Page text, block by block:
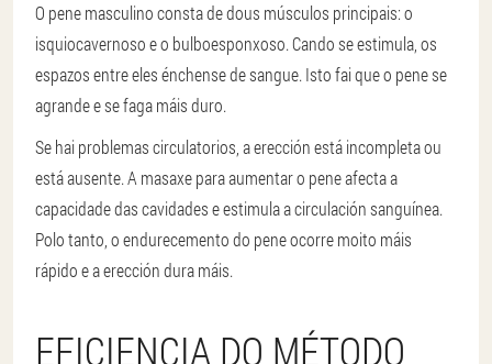
O pene masculino consta de dous músculos principais: o
isquiocavernoso e o bulboesponxoso. Cando se estimula, os
espazos entre eles énchense de sangue. Isto fai que o pene se
agrande e se faga máis duro.
Se hai problemas circulatorios, a erección está incompleta ou
está ausente. A masaxe para aumentar o pene afecta a
capacidade das cavidades e estimula a circulación sanguínea.
Polo tanto, o endurecemento do pene ocorre moito máis
rápido e a erección dura máis.
EFICIENCIA DO MÉTODO